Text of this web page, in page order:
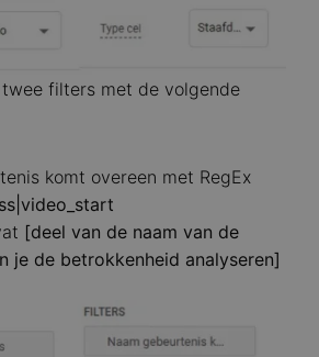
filters met de volgende
komt overeen met RegEx
[deel van de naam van de
je de betrokkenheid analyseren]